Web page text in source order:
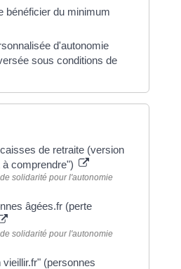
bénéficier du minimum
d'autonomie
sous conditions de
de retraite (version
comprendre")
solidarité pour l'autonomie
âgées.fr (perte
solidarité pour l'autonomie
vieillir.fr" (personnes